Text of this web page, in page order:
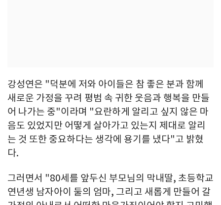
강성연은 "덕분에 저와 아이들은 참 좋은 분과 함께
새로운 가정을 꾸려 평범 속 귀한 웃음과 행복을 만들
어 나가는 중"이라며 "요란하게 알리고 싶지 않은 마
음도 있었지만 어떻게 살아가고 있는지 제대로 알리
는 것 또한 중요하다는 생각에 용기를 냈다"고 밝혔
다.
그러면서 "80세를 앞두신 부모님의 막내딸, 초등학교
연년생 남자아이 둘의 엄마, 그리고 새롭게 만들어 갈